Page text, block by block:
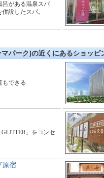
呂がある温泉スパ
設したスパ。
パーク]の近くにあるショッピ
もできる
GLITTER」をコンセ
原宿